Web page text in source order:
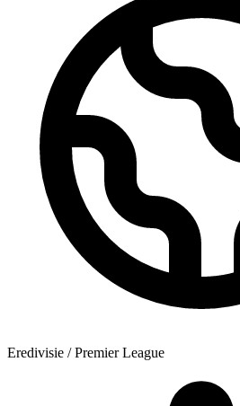
Eredivisie / Premier League